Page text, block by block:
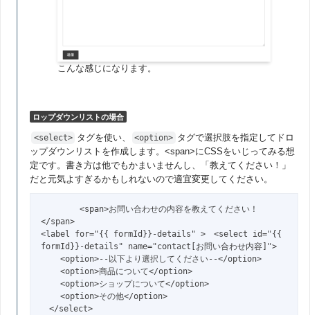
こんな感じになります。
ロップダウンリストの場合
<select> タグを使い、 <option> タグで選択肢を指定してドロ
ップダウンリストを作成します。<span>にCSSをいじってみる想
定です。書き方は他でもかまいませんし、「教えてください！」
だと元気よすぎるかもしれないので適宜変更してください。
        <span>お問い合わせの内容を教えてください！
</span>
<label for="{{ formId}}-details" >　<select id="{{
formId}}-details" name="contact[お問い合わせ内容]">
    <option>--以下より選択してください--</option>
    <option>商品について</option>
    <option>ショップについて</option>
    <option>その他</option>
</select>